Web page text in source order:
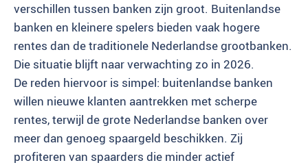
verschillen tussen banken zijn groot. Buitenlandse
banken en kleinere spelers bieden vaak hogere
rentes dan de traditionele Nederlandse grootbanken.
Die situatie blijft naar verwachting zo in 2026.
De reden hiervoor is simpel: buitenlandse banken
willen nieuwe klanten aantrekken met scherpe
rentes, terwijl de grote Nederlandse banken over
meer dan genoeg spaargeld beschikken. Zij
profiteren van spaarders die minder actief